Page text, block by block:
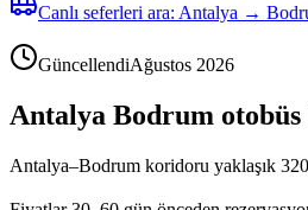
Canlı seferleri ara: Antalya →
GüncellendiAğustos 2026
Antalya Bodrum otobüs
Antalya–Bodrum koridoru yaklaşık